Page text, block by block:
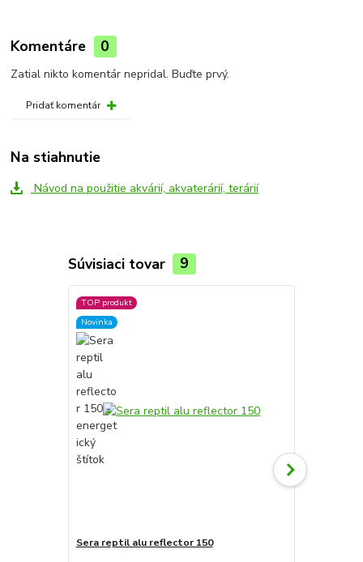
Komentáre 0
Zatial nikto komentár nepridal. Buďte prvý.
Pridať komentár
Na stiahnutie
Návod na použitie akvárií, akvaterárií, terárií
Súvisiaci tovar 9
TOP produkt
Novinka
Sera reptil alu reflector 150